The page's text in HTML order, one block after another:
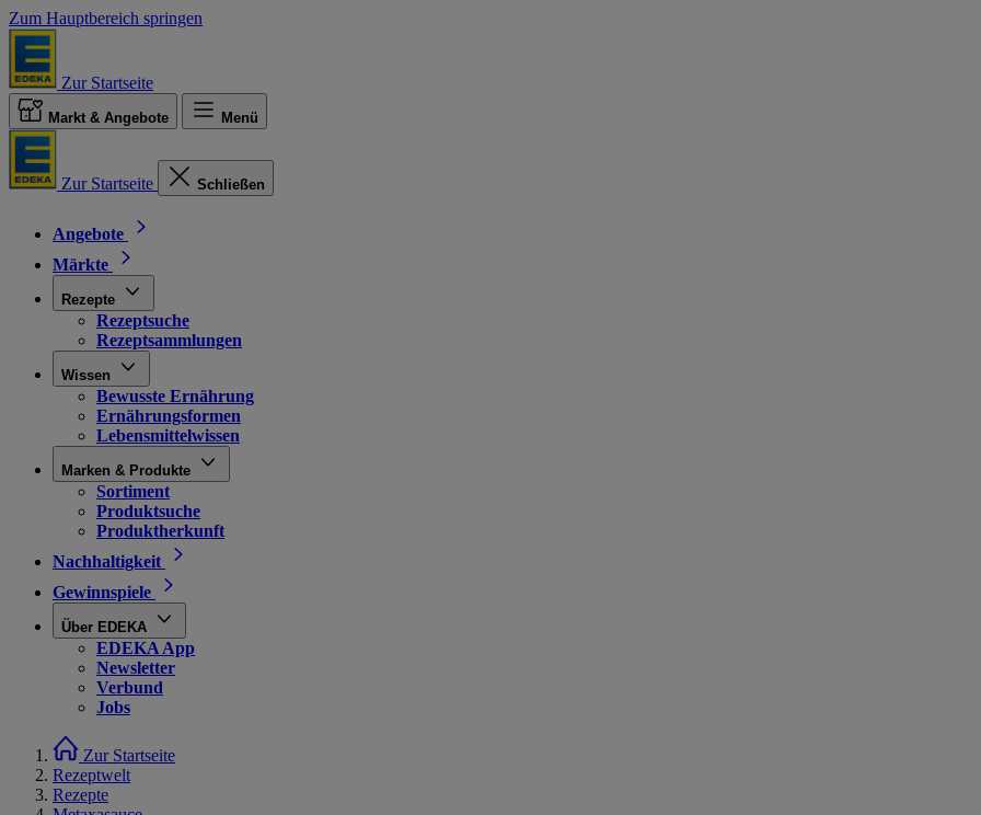
Zum Hauptbereich springen
Zur Startseite
Markt & Angebote Menü
Zur Startseite Schließen
Angebote
Märkte
Rezepte
Rezeptsuche
Rezeptsammlungen
Wissen
Bewusste Ernährung
Ernährungsformen
Lebensmittelwissen
Marken & Produkte
Sortiment
Produktsuche
Produktherkunft
Nachhaltigkeit
Gewinnspiele
Über EDEKA
EDEKA App
Newsletter
Verbund
Jobs
Zur Startseite
Rezeptwelt
Rezepte